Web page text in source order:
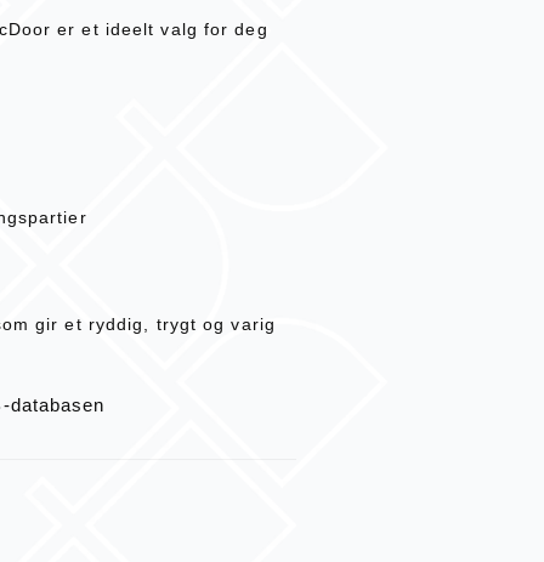
er et ideelt valg for deg
gir et ryddig, trygt og varig
databasen